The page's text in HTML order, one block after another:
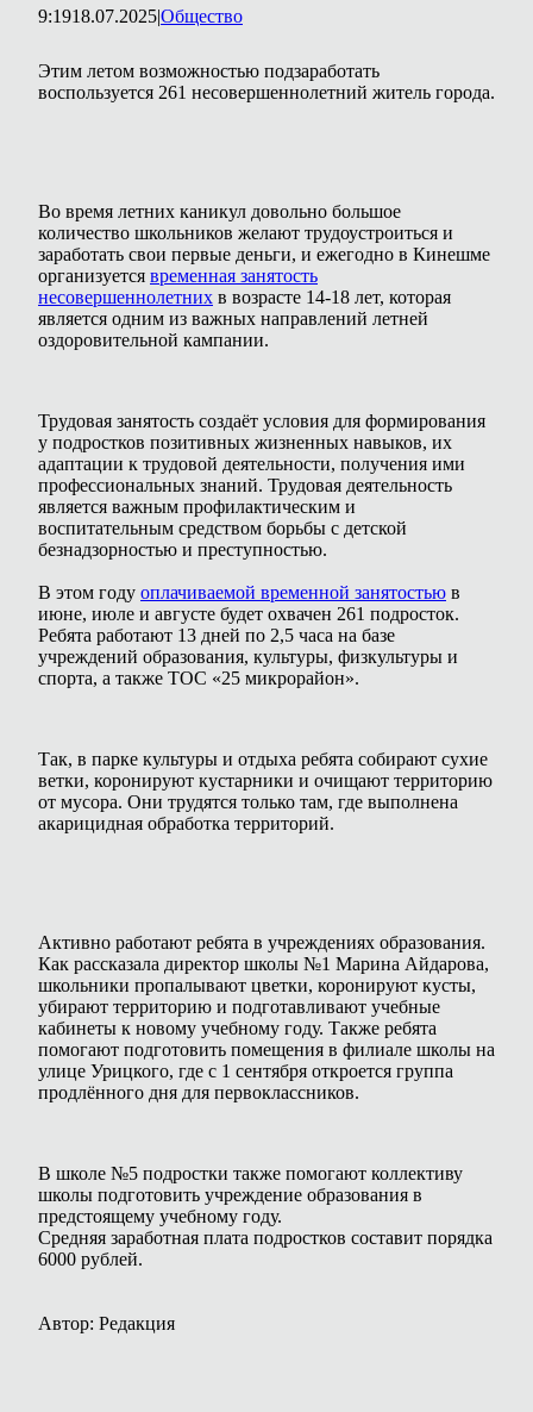
9:1918.07.2025|Общество
Этим летом возможностью подзаработать
воспользуется 261 несовершеннолетний житель города.
Во время летних каникул довольно большое
количество школьников желают трудоустроиться и
заработать свои первые деньги, и ежегодно в Кинешме
организуется временная занятость
несовершеннолетних в возрасте 14-18 лет, которая
является одним из важных направлений летней
оздоровительной кампании.
Трудовая занятость создаёт условия для формирования
у подростков позитивных жизненных навыков, их
адаптации к трудовой деятельности, получения ими
профессиональных знаний. Трудовая деятельность
является важным профилактическим и
воспитательным средством борьбы с детской
безнадзорностью и преступностью.
В этом году оплачиваемой временной занятостью в
июне, июле и августе будет охвачен 261 подросток.
Ребята работают 13 дней по 2,5 часа на базе
учреждений образования, культуры, физкультуры и
спорта, а также ТОС «25 микрорайон».
Так, в парке культуры и отдыха ребята собирают сухие
ветки, коронируют кустарники и очищают территорию
от мусора. Они трудятся только там, где выполнена
акарицидная обработка территорий.
Активно работают ребята в учреждениях образования.
Как рассказала директор школы №1 Марина Айдарова,
школьники пропалывают цветки, коронируют кусты,
убирают территорию и подготавливают учебные
кабинеты к новому учебному году. Также ребята
помогают подготовить помещения в филиале школы на
улице Урицкого, где с 1 сентября откроется группа
продлённого дня для первоклассников.
В школе №5 подростки также помогают коллективу
школы подготовить учреждение образования в
предстоящему учебному году.
Средняя заработная плата подростков составит порядка
6000 рублей.
Автор: Редакция